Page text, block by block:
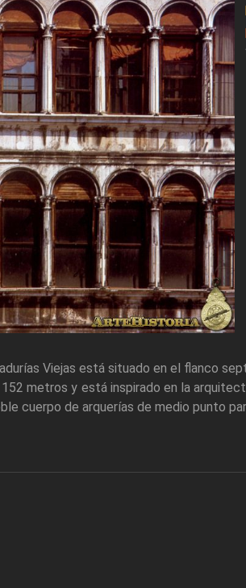
Viejas está situado en el flanco
metros y está inspirado en la
cuerpo de arquerías de medio punto